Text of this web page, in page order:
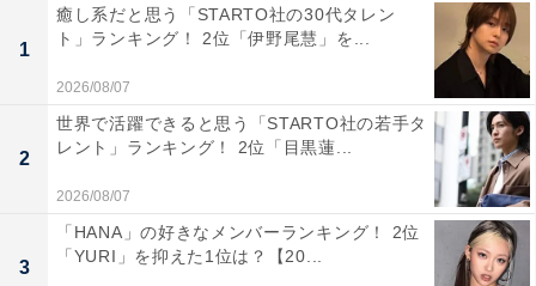
ず、どの表情でも色気が出る完成度の高い唇だから
です」（60代女性／愛知県）
「バランスの取れた綺麗な唇。少し口角が上がって
いる、アヒル口のような口がとても色っぽい」（30
代女性／群馬県）
1
癒し系だと思う「STARTO社の30代タレン
ト」ランキング！ 2位「伊野尾慧」を...
2026/08/07
2
世界で活躍できると思う「STARTO社の若手タ
レント」ランキング！ 2位「目黒蓮...
2026/08/07
3
「HANA」の好きなメンバーランキング！ 2位
「YURI」を抑えた1位は？【20...